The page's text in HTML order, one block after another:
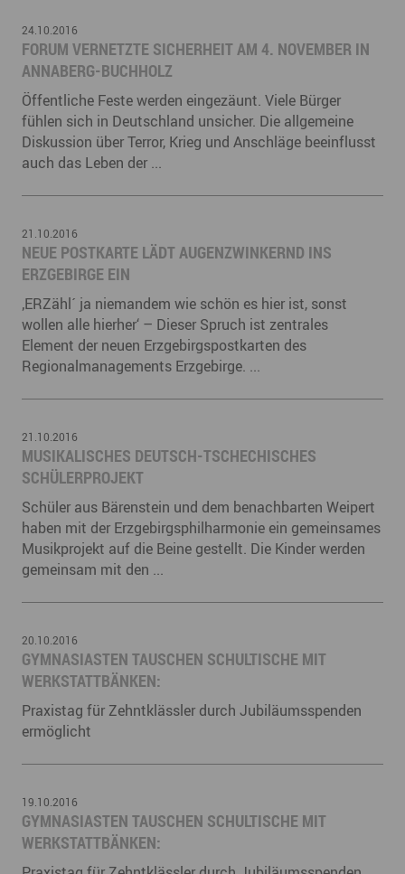
24.10.2016
FORUM VERNETZTE SICHERHEIT AM 4. NOVEMBER IN
ANNABERG-BUCHHOLZ
Öffentliche Feste werden eingezäunt. Viele Bürger
fühlen sich in Deutschland unsicher. Die allgemeine
Diskussion über Terror, Krieg und Anschläge beeinflusst
auch das Leben der ...
21.10.2016
NEUE POSTKARTE LÄDT AUGENZWINKERND INS
ERZGEBIRGE EIN
‚ERZähl´ ja niemandem wie schön es hier ist, sonst
wollen alle hierher‘ – Dieser Spruch ist zentrales
Element der neuen Erzgebirgspostkarten des
Regionalmanagements Erzgebirge. ...
21.10.2016
MUSIKALISCHES DEUTSCH-TSCHECHISCHES
SCHÜLERPROJEKT
Schüler aus Bärenstein und dem benachbarten Weipert
haben mit der Erzgebirgsphilharmonie ein gemeinsames
Musikprojekt auf die Beine gestellt. Die Kinder werden
gemeinsam mit den ...
20.10.2016
GYMNASIASTEN TAUSCHEN SCHULTISCHE MIT
WERKSTATTBÄNKEN:
Praxistag für Zehntklässler durch Jubiläumsspenden
ermöglicht
19.10.2016
GYMNASIASTEN TAUSCHEN SCHULTISCHE MIT
WERKSTATTBÄNKEN: